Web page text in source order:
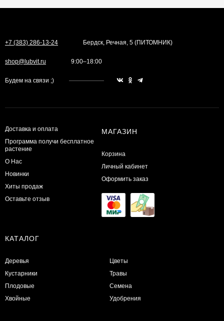
+7 (383) 286-13-24 Бердск, Речная, 5 (ПИТОМНИК)
shop@lubvit.ru 9:00–18:00
Будем на связи ;)
Доставка и оплата
Программа получи бесплатное
растение
О Нас
Новинки
Хиты продаж
Оставьте отзыв
МАГАЗИН
Корзина
Личный кабинет
Оформить заказ
КАТАЛОГ
Деревья
Кустарники
Плодовые
Хвойные
Цветы
Травы
Семена
Удобрения